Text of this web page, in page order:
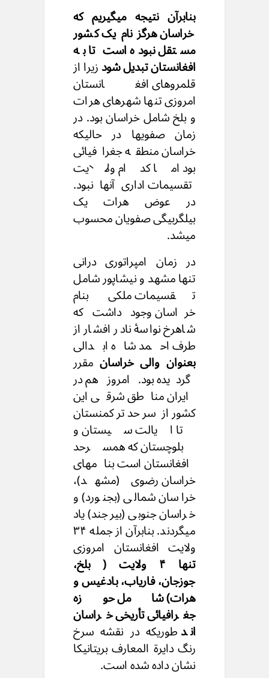
بنابرآن نتیجه میگیریم که
خراسان هرگز نام یک کشور
مستقل نبوده است تا به
افغانستان تبدیل شودزیرا از
قلمروهای افغانستان
امروزی تنها شهرهای هرات
و بلخ شامل خراسان بود. در
زمان صفویها در حالیکه
خراسان منطقه جغرافیائی
بود اما کدام ولایت
تقسیمات اداری آنها نبود.
در عوض هرات یک
بیلگربیگی صفویان محسوب
میشد.
در زمان امپراتوری درانی
تنها مشهد و نیشاپور شامل
تقسیمات ملکی بنام
خراسان وجود داشت که
شاهرخ نواسهٔ نادر افشار از
طرف احمد شاه ابدالی
بعنوان والی خراسان مقرر
گردیده بود. امروز هم در
ایران مناطق شرقی این
کشور از سرحد ترکمنستان
تا ایالت سیستان و
بلوچستان که همسرحد
افغانستان است بنامهای
خراسان رضوی (مشهد)،
خراسان شمالی (بجنورد) و
خراسان جنوبی (بیرجند) یاد
میگردند. بنابرآن از جمله ۳۴
ولایت افغانستان امروزی
تنها ۴ ولایت ( بلخ،
جوزجان، فاریاب، بادغیس و
هرات) شامل حوزه
جغرافیائی تأریخی خراسان
اندطوریکه در نقشه سرخ
رنگ دایرة المعارف بریتانیکا
نشان داده شده است.